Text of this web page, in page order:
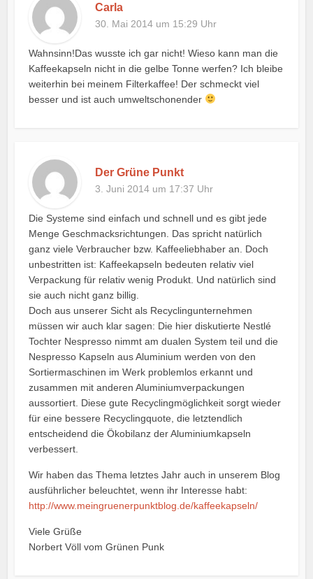
Carla
30. Mai 2014 um 15:29 Uhr
Wahnsinn!Das wusste ich gar nicht! Wieso kann man die
Kaffeekapseln nicht in die gelbe Tonne werfen? Ich bleibe
weiterhin bei meinem Filterkaffee! Der schmeckt viel
besser und ist auch umweltschonender
Der Grüne Punkt
3. Juni 2014 um 17:37 Uhr
Die Systeme sind einfach und schnell und es gibt jede
Menge Geschmacksrichtungen. Das spricht natürlich
ganz viele Verbraucher bzw. Kaffeeliebhaber an. Doch
unbestritten ist: Kaffeekapseln bedeuten relativ viel
Verpackung für relativ wenig Produkt. Und natürlich sind
sie auch nicht ganz billig.
Doch aus unserer Sicht als Recyclingunternehmen
müssen wir auch klar sagen: Die hier diskutierte Nestlé
Tochter Nespresso nimmt am dualen System teil und die
Nespresso Kapseln aus Aluminium werden von den
Sortiermaschinen im Werk problemlos erkannt und
zusammen mit anderen Aluminiumverpackungen
aussortiert. Diese gute Recyclingmöglichkeit sorgt wieder
für eine bessere Recyclingquote, die letztendlich
entscheidend die Ökobilanz der Aluminiumkapseln
verbessert.
Wir haben das Thema letztes Jahr auch in unserem Blog
ausführlicher beleuchtet, wenn ihr Interesse habt:
http://www.meingruenerpunktblog.de/kaffeekapseln/
Viele Grüße
Norbert Völl vom Grünen Punk